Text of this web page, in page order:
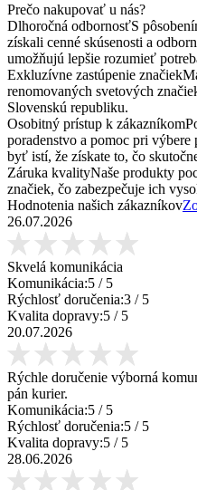
Prečo nakupovať u nás?
Dlhoročná odbornosťS
získali cenné skúsenosti a
umožňujú lepšie rozumieť
Exkluzívne zastúpenie značiek
renomovaných svetových
Slovenskú republiku.
Osobitný prístup k zákazníkom
poradenstvo a pomoc pri
byť istí, že získate to, čo
Záruka kvalityNaše produkty
značiek, čo zabezpečuje ich
Hodnotenia našich zákazníkov
26.07.2026
Skvelá komunikácia
Komunikácia:5 / 5
Rýchlosť doručenia:3 / 5
Kvalita dopravy:5 / 5
20.07.2026
Rýchle doručenie výborná
pán kurier.
Komunikácia:5 / 5
Rýchlosť doručenia:5 / 5
Kvalita dopravy:5 / 5
28.06.2026